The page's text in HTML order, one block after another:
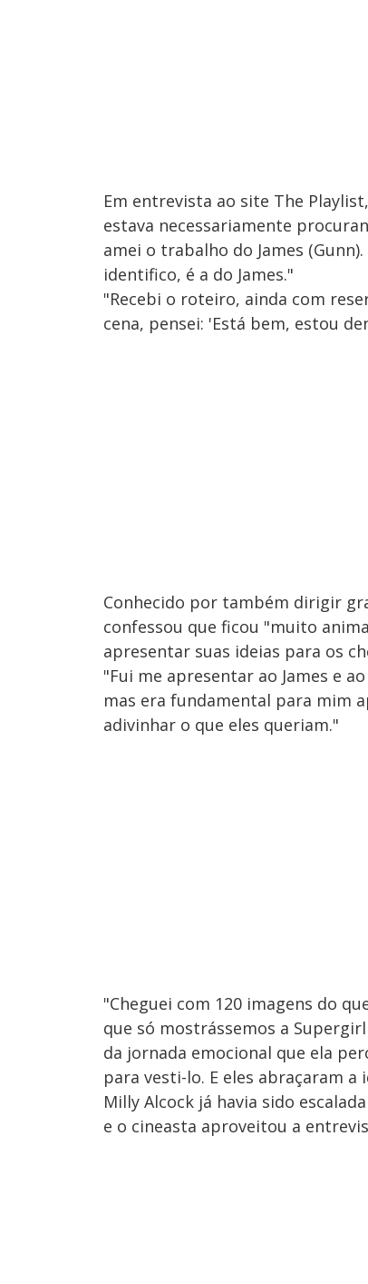
Em entrevista ao site The
estava necessariamente
amei o trabalho do James
identifico, é a do James."
"Recebi o roteiro, ainda com
cena, pensei: 'Está bem, estou
Conhecido por também dirigir
confessou que ficou "muito
apresentar suas ideias para os
"Fui me apresentar ao James e
mas era fundamental para mim
adivinhar o que eles queriam."
"Cheguei com 120 imagens do
que só mostrássemos a
da jornada emocional que ela
para vesti-lo. E eles abraçaram a
Milly Alcock já havia sido
e o cineasta aproveitou a